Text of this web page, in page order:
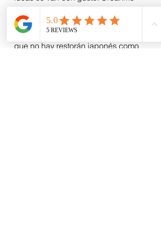
que nunca habrán probado un
sushi tan increíble como ese,
aunque algunos sigan diciendo
que no hay restorán japonés como